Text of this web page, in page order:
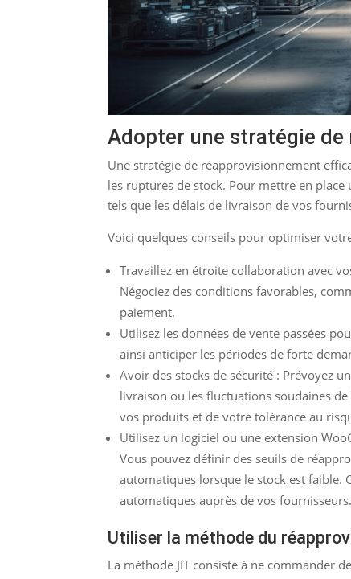
Adopter une stratégie
Une stratégie de réapprovisionnement
les ruptures de stock. Pour mettre en
tels que les délais de livraison de vos
Voici quelques conseils pour optimiser
Travaillez en étroite collaboration avec
Négociez des conditions favorables,
paiement.
Utilisez les données de vente passées
ainsi anticiper les périodes de forte
Avoir des stocks de sécurité : Prévoyez
livraison ou les fluctuations soudaines
vos produits et de votre tolérance au
Utilisez un logiciel ou une extension
Vous pouvez définir des seuils de
automatiques lorsque le stock est faible.
automatiques auprès de vos fournisseurs.
Utiliser la méthode du
La méthode JIT consiste à ne commander